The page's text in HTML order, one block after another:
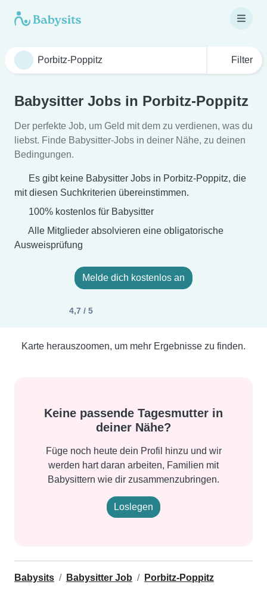
Filter
Babysitter Jobs in Porbitz-Poppitz
Der perfekte Job, um Geld mit dem zu verdienen, was du
liebst. Finde Babysitter-Jobs in deiner Nähe, zu deinen
Bedingungen.
Es gibt keine Babysitter Jobs in Porbitz-Poppitz, die
mit diesen Suchkriterien übereinstimmen.
100% kostenlos für Babysitter
Alle Mitglieder absolvieren eine obligatorische
Ausweisprüfung
Melde dich kostenlos an
4,7 / 5
Karte herauszoomen, um mehr Ergebnisse zu finden.
Keine passende Tagesmutter in
deiner Nähe?
Füge noch heute dein Profil hinzu und wir
werden hart daran arbeiten, Familien mit
Babysittern wie dir zusammenzubringen.
Loslegen
Babysits Babysitter Job Porbitz-Poppitz